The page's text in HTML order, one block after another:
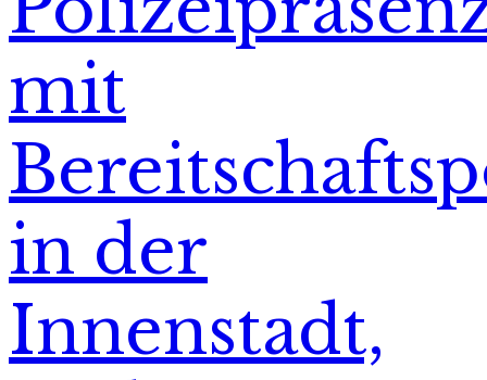
mit
in der
Innenstadt,